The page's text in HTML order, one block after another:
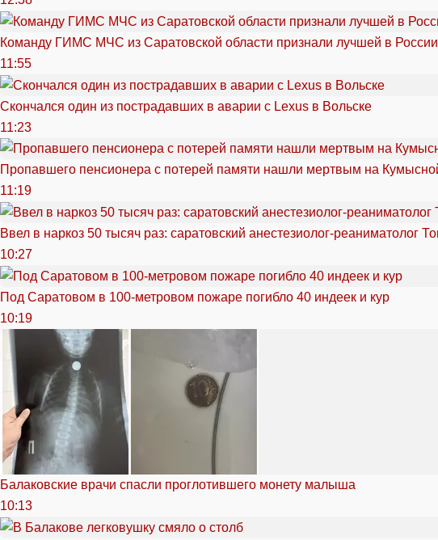
Команду ГИМС МЧС из Саратовской области признали лучшей в России
11:55
Скончался один из пострадавших в аварии c Lexus в Вольске
11:23
Пропавшего пенсионера с потерей памяти нашли мертвым на
11:19
Ввел в наркоз 50 тысяч раз: саратовский анестезиолог-реаниматолог
10:27
Под Саратовом в 100-метровом пожаре погибло 40 индеек и кур
10:19
Балаковские врачи спасли проглотившего монету малыша
10:13